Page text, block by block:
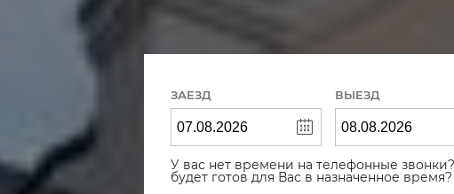
ЗАЕЗД ВЫЕЗД
У вас нет времени на телефонные
будет готов для Вас в назначенное